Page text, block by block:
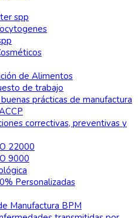
spp
de Alimentos
de trabajo
prácticas de manufactura
correctivas, preventivas y
22000
9000
Personalizadas
Manufactura BPM